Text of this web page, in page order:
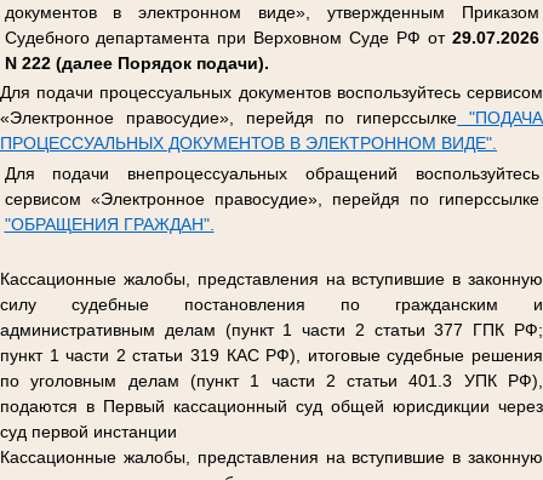
документов в электронном виде», утвержденным Приказом
Судебного департамента при Верховном Суде РФ от 29.07.2026
N 222 (далее Порядок подачи).
Для подачи процессуальных документов воспользуйтесь сервисом
«Электронное правосудие», перейдя по гиперссылке "ПОДАЧА
ПРОЦЕССУАЛЬНЫХ ДОКУМЕНТОВ В ЭЛЕКТРОННОМ ВИДЕ".
Для подачи внепроцессуальных обращений воспользуйтесь
сервисом «Электронное правосудие», перейдя по гиперссылке
"ОБРАЩЕНИЯ ГРАЖДАН".
Кассационные жалобы, представления на вступившие в законную
силу судебные постановления по гражданским и
административным делам (пункт 1 части 2 статьи 377 ГПК РФ;
пункт 1 части 2 статьи 319 КАС РФ), итоговые судебные решения
по уголовным делам (пункт 1 части 2 статьи 401.3 УПК РФ),
подаются в Первый кассационный суд общей юрисдикции через
суд первой инстанции
Кассационные жалобы, представления на вступившие в законную